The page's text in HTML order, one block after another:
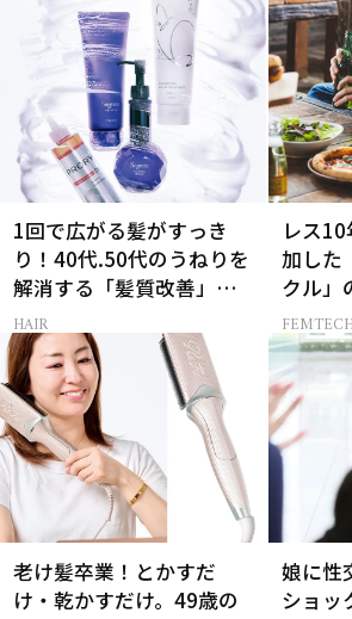
1回で広がる髪がすっき
り！40代.50代のうねりを
解消する「髪質改善」シ
ャントリ8選
HAIR
レス
加した
クル」
レス
ちの告
老け髪卒業！とかすだ
け・乾かすだけ。49歳の
娘に性
ショッ